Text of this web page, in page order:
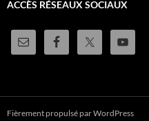
ACCÈS RÉSEAUX SOCIAUX
Fièrement propulsé par WordPress